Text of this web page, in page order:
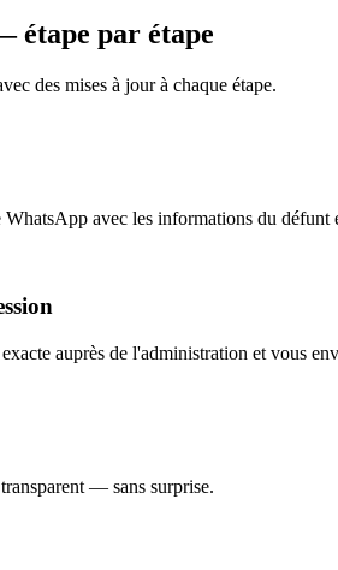
étape par étape
des mises à jour à chaque étape.
avec les informations du défunt
auprès de l'administration et vous
— sans surprise.